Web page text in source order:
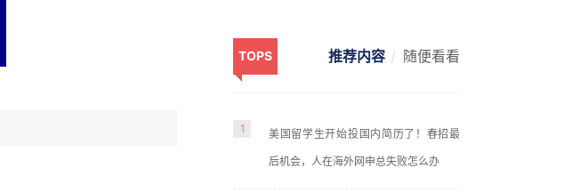
TOPS 推荐内容 随便看看
1 美国留学生开始投国内简历了！春招最
后机会，人在海外网申总失败怎么办